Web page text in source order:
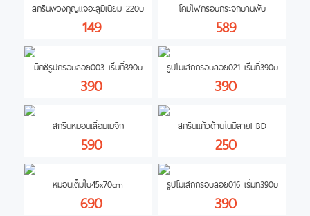
สกรีนพวงกุญแจอะลูมิเนียม 220บ
149
โคมไฟกรอบกระจกบานพับ
589
มิกซ์รูปกรอบลอย003 เริ่มที่390บ
390
รูปโมเสกกรอบลอย021 เริ่มที่390บ
390
สกรีนหมอนเลื่อมเมจิก
590
สกรีนแก้วด้านในมีลายHBD
250
หมอนเต็มใบ45x70cm
690
รูปโมเสกกรอบลอย016 เริ่มที่390บ
390